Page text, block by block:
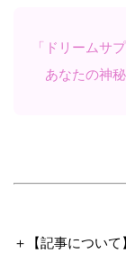
「ドリームサプ
あなたの神秘
＋【記事について】